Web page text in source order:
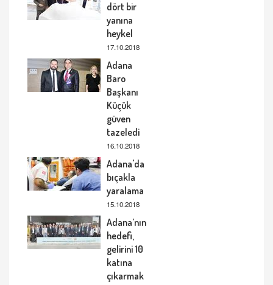
dört bir
yanına
heykel
17.10.2018
Adana
Baro
Başkanı
Küçük
güven
tazeledi
16.10.2018
Adana'da
bıçakla
yaralama
15.10.2018
Adana’nın
hedefi,
gelirini 10
katına
çıkarmak